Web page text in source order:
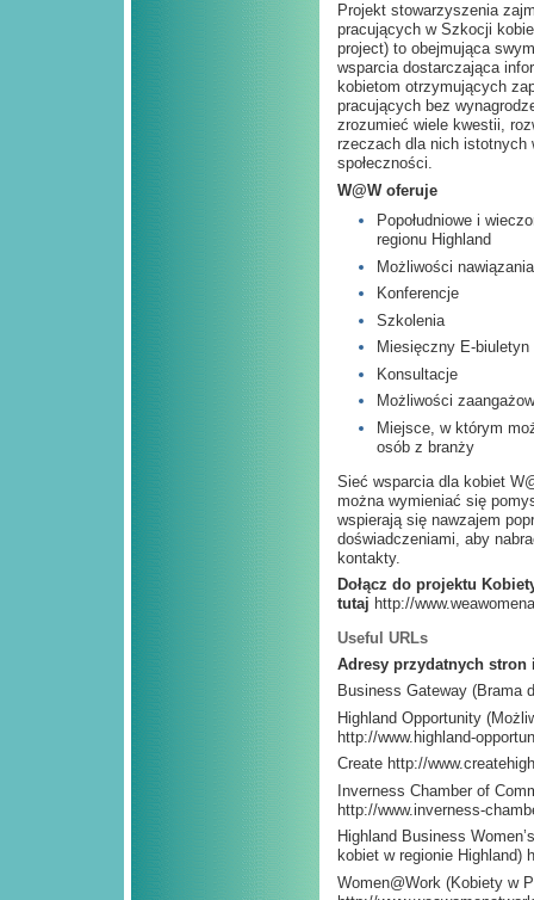
Projekt stowarzyszenia
pracujących w Szkocji
project) to obejmująca
wsparcia dostarczająca
kobietom otrzymujących
pracujących bez
zrozumieć wiele kwestii,
rzeczach dla nich istotnych
społeczności.
W@W oferuje
Popołudniowe i
regionu Highland
Możliwości
Konferencje
Szkolenia
Miesięczny E-biuletyn
Konsultacje
Możliwości
Miejsce, w którym
osób z branży
Sieć wsparcia dla kobiet
można wymieniać się
wspierają się nawzajem
doświadczeniami, aby
kontakty.
Dołącz do projektu
tutaj http://
Useful URLs
Adresy przydatnych stron
Business Gateway (Brama
Highland Opportunity
http://www.highland-
Create http://
Inverness Chamber of
http://www.inverness-
Highland Business
kobiet w regionie Highland)
Women@Work (Kobiety w